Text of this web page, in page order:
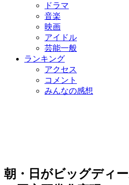
ドラマ
音楽
映画
アイドル
芸能一般
ランキング
アクセス
コメント
みんなの感想
朝・日がビッグディ